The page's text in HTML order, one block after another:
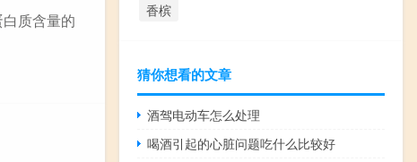
质含量的
香槟
猜你想看的文章
酒驾电动车怎么处理
喝酒引起的心脏问题吃什么比较好